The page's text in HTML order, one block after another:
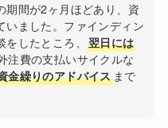
期間が2ヶ月ほどあり、資
いました。ファインディン
したところ、 翌日には
注費の支払いサイクルな
金繰りのアドバイスまで